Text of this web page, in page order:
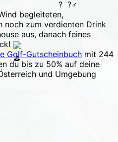
begleiteten,
noch zum verdienten Drink
aus, danach feines
Golf-Gutscheinbuch mit 244
du bis zu 50% auf deine
und Umgebung